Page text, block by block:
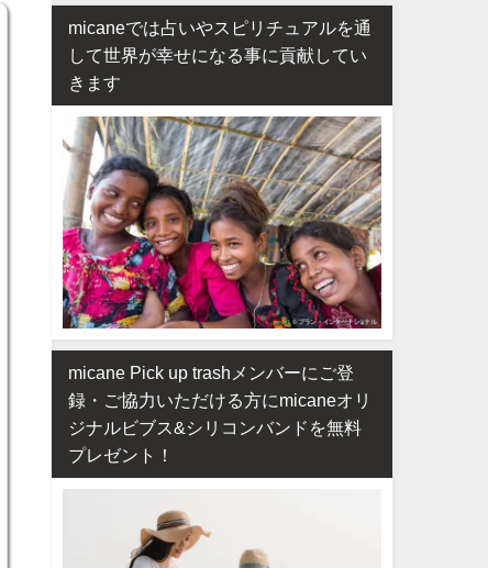
micaneでは占いやスピリチュアルを通
して世界が幸せになる事に貢献してい
きます
micane Pick up trashメンバーにご登
録・ご協力いただける方にmicaneオリ
ジナルビブス&シリコンバンドを無料
プレゼント！